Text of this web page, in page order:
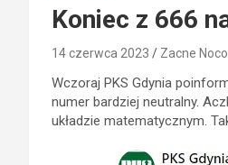
Koniec z 666
14 czerwca 2023 Zacne
Wczoraj PKS Gdynia
numer bardziej neutralny.
układzie matematycznym.